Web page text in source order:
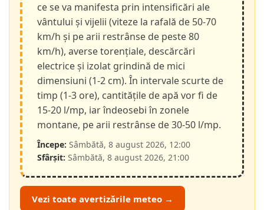
ce se va manifesta prin intensificări ale
vântului și vijelii (viteze la rafală de 50-70
km/h și pe arii restrânse de peste 80
km/h), averse torențiale, descărcări
electrice și izolat grindină de mici
dimensiuni (1-2 cm). În intervale scurte de
timp (1-3 ore), cantitățile de apă vor fi de
15-20 l/mp, iar îndeosebi în zonele
montane, pe arii restrânse de 30-50 l/mp.
Începe: Sâmbătă, 8 august 2026, 12:00
Sfârșit: Sâmbătă, 8 august 2026, 21:00
Vezi toate avertizările meteo →